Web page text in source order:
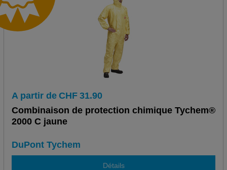
A partir de CHF 31.90
Combinaison de protection chimique Tychem®
2000 C jaune
DuPont Tychem
Détails